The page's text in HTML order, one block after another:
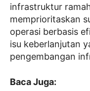
infrastruktur
memprioritaskan
operasi berbasis
isu keberlanjutan
pengembangan
Baca Juga: